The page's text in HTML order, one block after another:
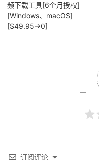
频下载工具[6个月授权]
[Windows、macOS]
[$49.95→0]
订阅评论